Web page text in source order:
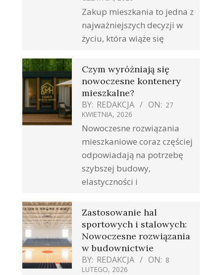
Zakup mieszkania to jedna z
najważniejszych decyzji w
życiu, która wiąże się
Czym wyróżniają się
nowoczesne kontenery
mieszkalne?
BY: REDAKCJA ON: 27
KWIETNIA, 2026
Nowoczesne rozwiązania
mieszkaniowe coraz częściej
odpowiadają na potrzebę
szybszej budowy,
elastyczności i
Zastosowanie hal
sportowych i stalowych:
Nowoczesne rozwiązania
w budownictwie
BY: REDAKCJA ON: 8
LUTEGO, 2026